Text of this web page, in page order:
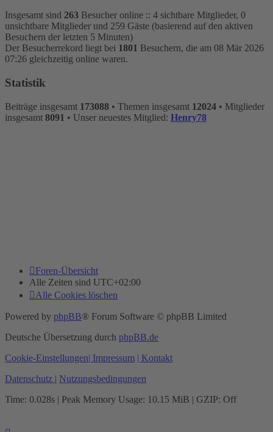
Insgesamt sind 263 Besucher online :: 4 sichtbare Mitglieder, 0
unsichtbare Mitglieder und 259 Gäste (basierend auf den aktiven
Besuchern der letzten 5 Minuten)
Der Besucherrekord liegt bei 1801 Besuchern, die am 08 Mär 2026
07:26 gleichzeitig online waren.
Statistik
Beiträge insgesamt 173088 • Themen insgesamt 12024 • Mitglieder
insgesamt 8091 • Unser neuestes Mitglied: Henry78
Foren-Übersicht
Alle Zeiten sind UTC+02:00
Alle Cookies löschen
Powered by phpBB® Forum Software © phpBB Limited
Deutsche Übersetzung durch phpBB.de
Cookie-Einstellungen| Impressum | Kontakt
Datenschutz | Nutzungsbedingungen
Time: 0.028s | Peak Memory Usage: 10.15 MiB | GZIP: Off